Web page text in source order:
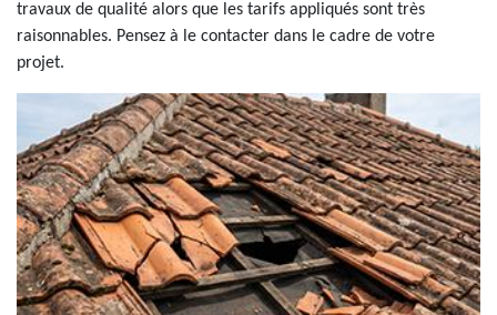
travaux de qualité alors que les tarifs appliqués sont très
raisonnables. Pensez à le contacter dans le cadre de votre
projet.